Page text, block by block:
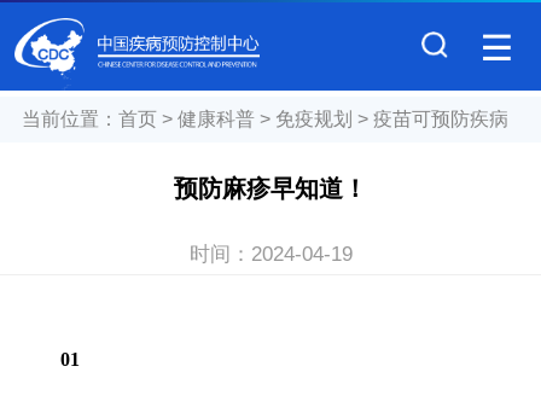
当前位置： 首页> 健康科普> 免疫规划 > 疫苗可预防疾病
预防麻疹早知道！
时间： 2024-04-19
01